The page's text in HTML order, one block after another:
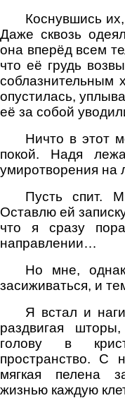
Коснувшись
Даже сквозь
она вперёд всем
что её грудь
соблазнительным
опустилась,
её за собой
Ничто в этот
покой. Надя
умиротворения на
Пусть спит.
Оставлю ей
что я сразу
направлении…
Но мне,
засиживаться, и
Я встал и
раздвигая
голову в
пространство. С
мягкая пелена
жизнью каждую